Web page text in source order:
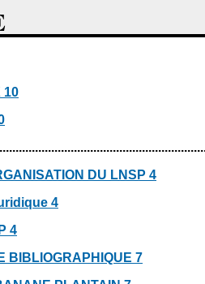
10
DU LNSP 4
4
4
BIBLIOGRAPHIQUE 7